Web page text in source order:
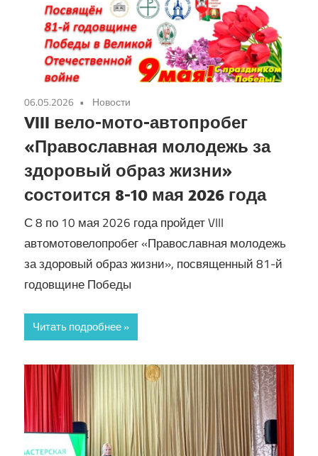
06.05.2026 Новости
VIII вело-мото-автопробег
«Православная молодежь за
здоровый образ жизни»
состоится 8-10 мая 2026 года
С 8 по 10 мая 2026 года пройдет VIII
автомотовелопробег «Православная молодежь
за здоровый образ жизни», посвященный 81-й
годовщине Победы
Читать подробнее